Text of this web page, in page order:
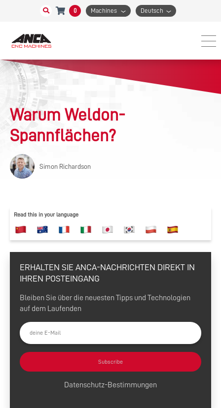
0 Machines Deutsch
Warum Weldon-
Spannflächen?
Simon Richardson
Read this in your language
ERHALTEN SIE ANCA-NACHRICHTEN DIREKT IN
IHREN POSTEINGANG
Bleiben Sie über die neuesten Tipps und Technologien
auf dem Laufenden
Subscribe
Datenschutz-Bestimmungen